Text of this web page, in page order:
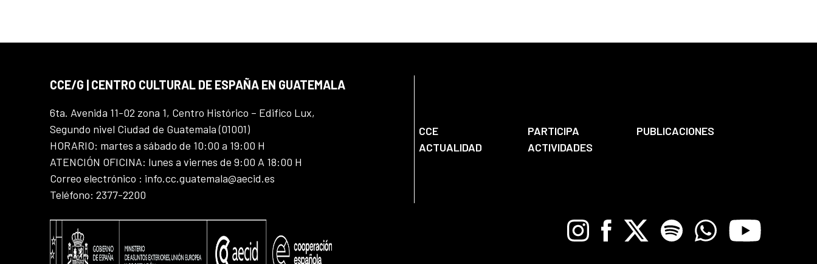
CCE/G | CENTRO CULTURAL DE ESPAÑA EN GUATEMALA
6ta. Avenida 11-02 zona 1, Centro Histórico – Edifico Lux,
Segundo nivel Ciudad de Guatemala (01001)
HORARIO: martes a sábado de 10:00 a 19:00 H
ATENCIÓN OFICINA: lunes a viernes de 9:00 A 18:00 H
Correo electrónico : info.cc.guatemala@aecid.es
Teléfono: 2377-2200
CCE PARTICIPA
PUBLICACIONES
ACTUALIDAD
ACTIVIDADES
InstagramFacebook
X Spotify WhatsappYoutube